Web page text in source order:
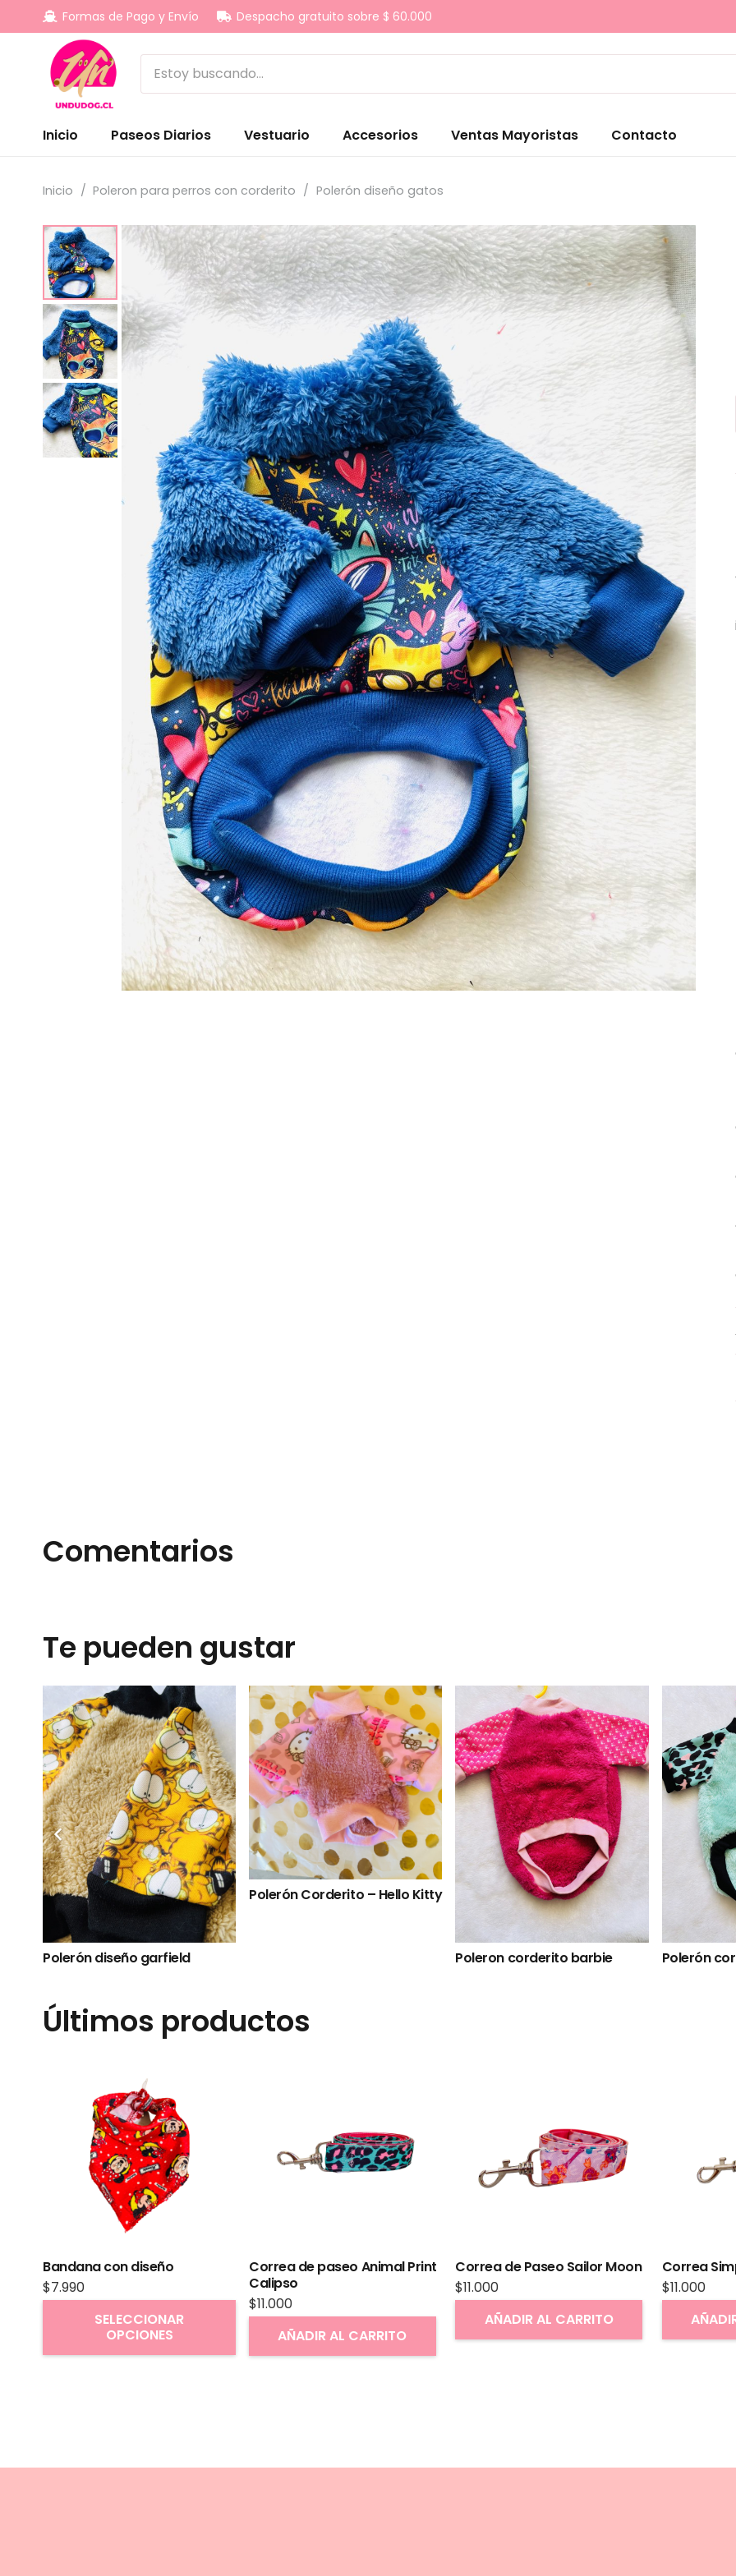
Formas de Pago y Envío Despacho gratuito sobre $ 60.000
Inicio Paseos Diarios Vestuario Accesorios Ventas Mayoristas Contacto
Inicio / Poleron para perros con corderito / Polerón diseño gatos
Comentarios
Te pueden gustar
corderito calipso Polerón diseño Mickey
Polerón corderito diseño
Polerón corderito
Últimos productos
Bandana con diseño
$7.990
SELECCIONAR
OPCIONES
Este
producto
tiene
Correa de paseo Animal Print
Calipso
$11.000
AÑADIR AL CARRITO
Correa de Paseo Sailor Moon
$11.000
AÑADIR AL CARRITO
Correa
$11.000